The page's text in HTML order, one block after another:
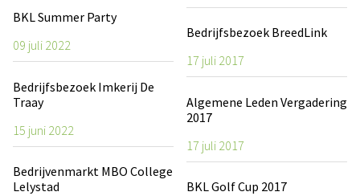
BKL Summer Party
09 juli 2022
Bedrijfsbezoek Imkerij De
Traay
15 juni 2022
Bedrijvenmarkt MBO College
Lelystad
Bedrijfsbezoek BreedLink
17 juli 2017
Algemene Leden Vergadering
2017
17 juli 2017
BKL Golf Cup 2017